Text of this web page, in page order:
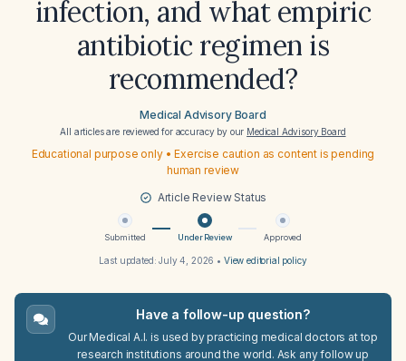
infection, and what empiric
antibiotic regimen is
recommended?
Medical Advisory Board
All articles are reviewed for accuracy by our Medical Advisory Board
Educational purpose only • Exercise caution as content is pending
human review
Article Review Status
Submitted Under Review Approved
Last updated:July 4, 2026 • View editorial policy
Have a follow-up question?
Our Medical A.I. is used by practicing medical doctors at top
research institutions around the world. Ask any follow up